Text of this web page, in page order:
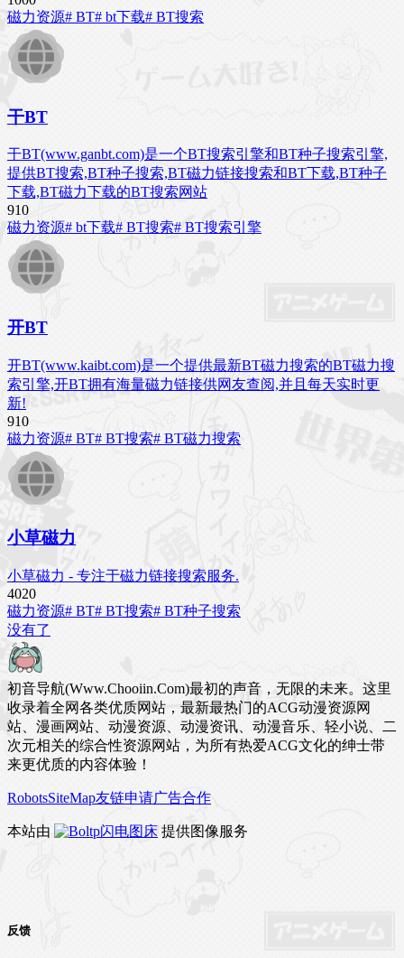
磁力资源# BT# bt下载# BT搜索
干BT
干BT(www.ganbt.com)是一个BT搜索引擎和BT种子搜索引擎,
提供BT搜索,BT种子搜索,BT磁力链接搜索和BT下载,BT种子
下载,BT磁力下载的BT搜索网站
910
磁力资源# bt下载# BT搜索# BT搜索引擎
开BT
开BT(www.kaibt.com)是一个提供最新BT磁力搜索的BT磁力搜
索引擎,开BT拥有海量磁力链接供网友查阅,并且每天实时更
新!
910
磁力资源# BT# BT搜索# BT磁力搜索
小草磁力
小草磁力 - 专注于磁力链接搜索服务.
4020
磁力资源# BT# BT搜索# BT种子搜索
没有了
初音导航(Www.Chooiin.Com)最初的声音，无限的未来。这里
收录着全网各类优质网站，最新最热门的ACG动漫资源网
站、漫画网站、动漫资源、动漫资讯、动漫音乐、轻小说、二
次元相关的综合性资源网站，为所有热爱ACG文化的绅士带
来更优质的内容体验！
RobotsSiteMap友链申请广告合作
本站由 闪电图床 提供图像服务
反馈